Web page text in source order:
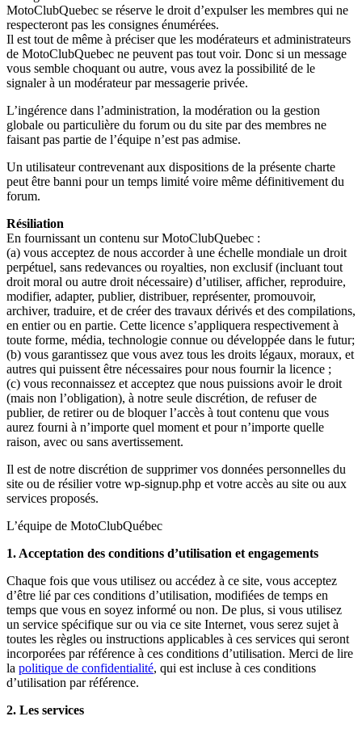
MotoClubQuebec se réserve le droit d’expulser les membres qui ne
respecteront pas les consignes énumérées.
Il est tout de même à préciser que les modérateurs et administrateurs
de MotoClubQuebec ne peuvent pas tout voir. Donc si un message
vous semble choquant ou autre, vous avez la possibilité de le
signaler à un modérateur par messagerie privée.
L’ingérence dans l’administration, la modération ou la gestion
globale ou particulière du forum ou du site par des membres ne
faisant pas partie de l’équipe n’est pas admise.
Un utilisateur contrevenant aux dispositions de la présente charte
peut être banni pour un temps limité voire même définitivement du
forum.
Résiliation
En fournissant un contenu sur MotoClubQuebec :
(a) vous acceptez de nous accorder à une échelle mondiale un droit
perpétuel, sans redevances ou royalties, non exclusif (incluant tout
droit moral ou autre droit nécessaire) d’utiliser, afficher, reproduire,
modifier, adapter, publier, distribuer, représenter, promouvoir,
archiver, traduire, et de créer des travaux dérivés et des compilations,
en entier ou en partie. Cette licence s’appliquera respectivement à
toute forme, média, technologie connue ou développée dans le futur;
(b) vous garantissez que vous avez tous les droits légaux, moraux, et
autres qui puissent être nécessaires pour nous fournir la licence ;
(c) vous reconnaissez et acceptez que nous puissions avoir le droit
(mais non l’obligation), à notre seule discrétion, de refuser de
publier, de retirer ou de bloquer l’accès à tout contenu que vous
aurez fourni à n’importe quel moment et pour n’importe quelle
raison, avec ou sans avertissement.
Il est de notre discrétion de supprimer vos données personnelles du
site ou de résilier votre wp-signup.php et votre accès au site ou aux
services proposés.
L’équipe de MotoClubQuébec
1. Acceptation des conditions d’utilisation et engagements
Chaque fois que vous utilisez ou accédez à ce site, vous acceptez
d’être lié par ces conditions d’utilisation, modifiées de temps en
temps que vous en soyez informé ou non. De plus, si vous utilisez
un service spécifique sur ou via ce site Internet, vous serez sujet à
toutes les règles ou instructions applicables à ces services qui seront
incorporées par référence à ces conditions d’utilisation. Merci de lire
la politique de confidentialité, qui est incluse à ces conditions
d’utilisation par référence.
2. Les services